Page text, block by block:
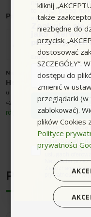
Szczotka pasuje do
znamionowej DN 32-35.
Producent: Wolf
Nazwa producenta oraz o
Heated Box sp. z o.o.
ul. Korfantego 16
42-200 Częstochowa
rd@heatedbox.pl
Podobne
kliknij
także
niezbędne do
przycisk
dostosować
SZCZEGÓŁY”.
dostępu do
zmienić w
przeglądarki (w
zablokować).
plików Cookies
Polityce
prywatności
naszym sklepie
to 100zł przed
się z innymi
Zapisując się
jako
Email
zgodaWyrażam
danych
na przesyłanie
mail informacji
Newsletter
Zapoznałem/
prywatności.